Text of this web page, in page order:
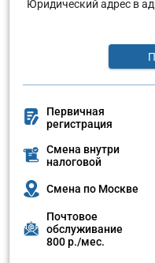
Юридический адрес в
Первичная
регистрация
Смена внутри
налоговой
Смена по Москве
Почтовое
обслуживание
800 р./мес.